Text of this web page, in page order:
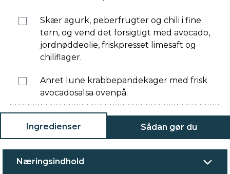
Skær agurk, peberfrugter og chili i fine
tern, og vend det forsigtigt med avocado,
jordnøddeolie, friskpresset limesaft og
chiliflager.
Anret lune krabbepandekager med frisk
avocadosalsa ovenpå.
Ingredienser Sådan gør du
Næringsindhold